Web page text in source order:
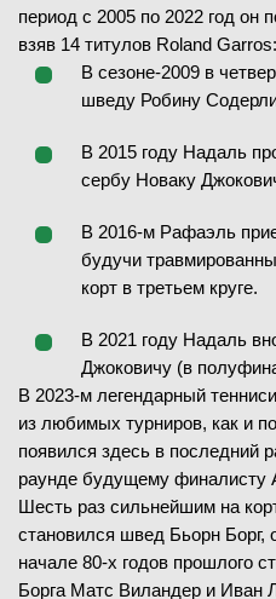
1-й сет
4-й сет
28.05.2026
ЗАВЕРШЁН
В Фрэнсис Тиафо(26)
1-й сет
2-й сет
3-й сет
4-й сет
5-й сет
В Майя Хвалинска(21)
Элисе Мертенс(22)
2-й сет
28.05.2026
ЗАВЕРШЁН
В Диана Шнайдер
Маккартни Кесслер
1-й сет
28.05.2026
период с 2005 по 2022 год он
взяв 14 титулов Roland Garros:
В сезоне-2009 в
шведу Робину
В 2015 году Надаль
сербу Новаку
В 2016-м Рафаэль
будучи
корт в третьем круге.
В 2021 году Надаль
Джоковичу (в
В 2023-м легендарный
из любимых турниров, как и
появился здесь в последний
раунде будущему финалисту
Шесть раз сильнейшим на
становился швед Бьорн Борг,
начале 80-х годов прошлого
Борга Матс Виландер и Иван